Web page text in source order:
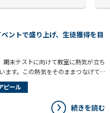
ントで盛り上げ、生徒獲得を目
末テストに向けて教室に熱気が立ち
ます。この熱気をそのままつなげて、
げたいですよね。今回は、すぐに実施
のｅトレイベントをご提案します。手
で、夏期講習をしっかり盛り上げてい
ピール
続きを読む